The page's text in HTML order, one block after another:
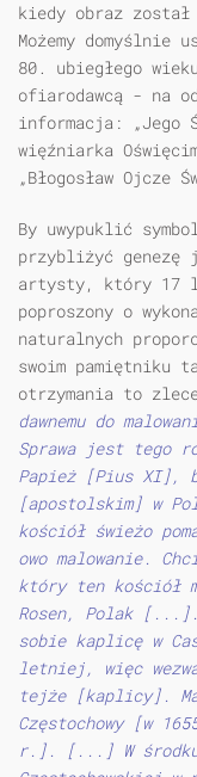
kiedy obraz został
Możemy domyślnie
80. ubiegłego
ofiarodawcą - na
informacja: „Jego
więźniarka
„Błogosław Ojcze
By uwypuklić
przybliżyć genezę
artysty, który 17
poproszony o
naturalnych
swoim pamiętniku
otrzymania to
dawnemu do
Sprawa jest tego
Papież [Pius XI],
[apostolskim] w
kościół świeżo
owo malowanie.
który ten kościół
Rosen, Polak
sobie kaplicę w
letniej, więc
tejże [kaplicy].
Częstochowy [w
r.]. [...] W środku